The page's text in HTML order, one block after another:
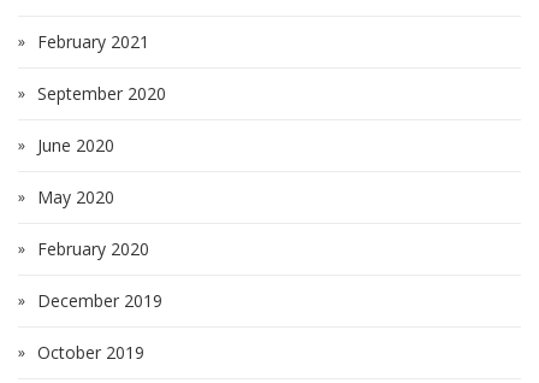
February 2021
September 2020
June 2020
May 2020
February 2020
December 2019
October 2019